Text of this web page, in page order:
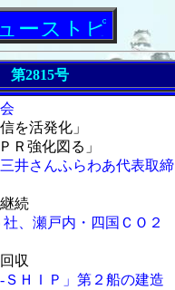
ストピックス
第2815号
を活発化」
Ｒ強化図る」
井さんふらわあ代表取締
続
、瀬戸内・四国ＣＯ２
収
ＳＨＩＰ」第２船の建造